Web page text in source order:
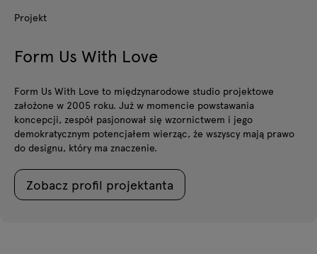
Projekt
Form Us With Love
Form Us With Love to międzynarodowe studio projektowe
założone w 2005 roku. Już w momencie powstawania
koncepcji, zespół pasjonował się wzornictwem i jego
demokratycznym potencjałem wierząc, że wszyscy mają prawo
do designu, który ma znaczenie.
Zobacz profil projektanta